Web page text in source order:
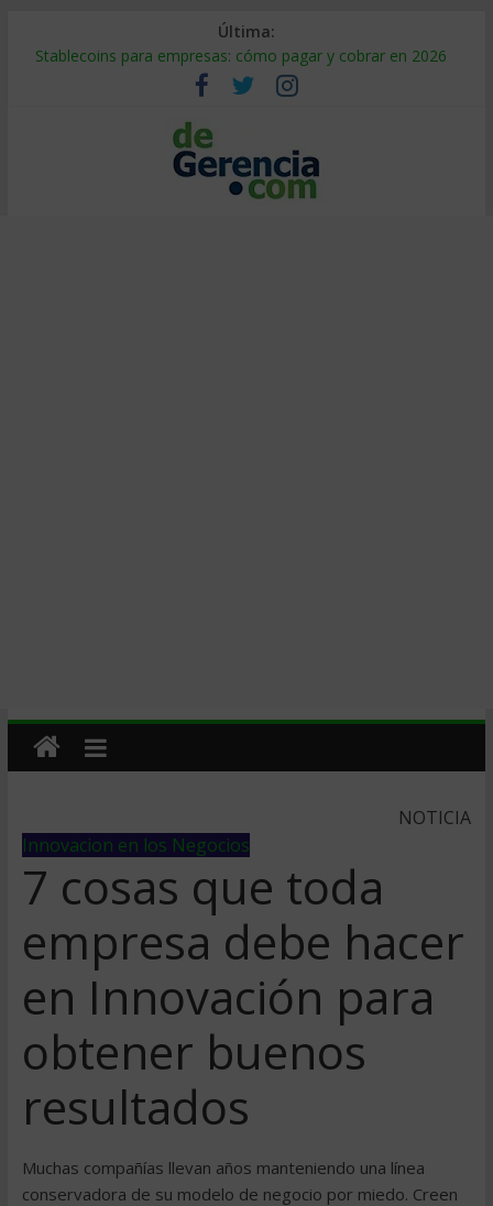
Última:
Stablecoins para empresas: cómo pagar y cobrar en 2026
Despido silencioso: qué es y por qué sale tan caro
IA en selección de personal: cómo auditarla a tiempo
Trabajo forzoso en la cadena de suministro: qué hacer
Mercado hispano de EE. UU.: cómo segmentarlo y venderle
NOTICIA
Innovacion en los Negocios
7 cosas que toda
empresa debe hacer
en Innovación para
obtener buenos
resultados
Muchas compañías llevan años manteniendo una línea
conservadora de su modelo de negocio por miedo. Creen